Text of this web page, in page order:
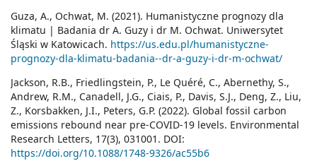
Guza, A., Ochwat, M. (2021). Humanistyczne prognozy dla
klimatu | Badania dr A. Guzy i dr M. Ochwat. Uniwersytet
Śląski w Katowicach. https://us.edu.pl/humanistyczne-
prognozy-dla-klimatu-badania--dr-a-guzy-i-dr-m-ochwat/
Jackson, R.B., Friedlingstein, P., Le Quéré, C., Abernethy, S.,
Andrew, R.M., Canadell, J.G., Ciais, P., Davis, S.J., Deng, Z., Liu,
Z., Korsbakken, J.I., Peters, G.P. (2022). Global fossil carbon
emissions rebound near pre-COVID-19 levels. Environmental
Research Letters, 17(3), 031001. DOI:
https://doi.org/10.1088/1748-9326/ac55b6